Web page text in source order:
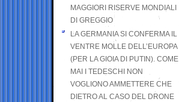
MAGGIORI RISERVE MONDIALI
DI GREGGIO
LA GERMANIA SI CONFERMA IL
VENTRE MOLLE DELL’EUROPA
(PER LA GIOIA DI PUTIN). COME
MAI I TEDESCHI NON
VOGLIONO AMMETTERE CHE
DIETRO AL CASO DEL DRONE